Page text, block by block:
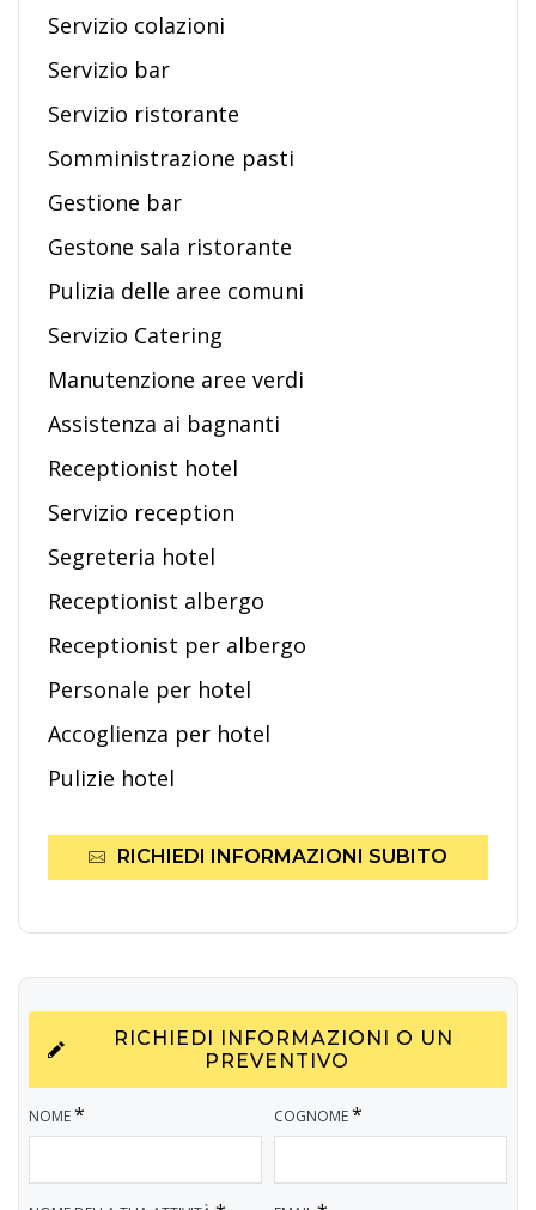
Servizio colazioni
Servizio bar
Servizio ristorante
Somministrazione pasti
Gestione bar
Gestone sala ristorante
Pulizia delle aree comuni
Servizio Catering
Manutenzione aree verdi
Assistenza ai bagnanti
Receptionist hotel
Servizio reception
Segreteria hotel
Receptionist albergo
Receptionist per albergo
Personale per hotel
Accoglienza per hotel
Pulizie hotel
RICHIEDI INFORMAZIONI SUBITO
RICHIEDI INFORMAZIONI O UN
PREVENTIVO
NOME* COGNOME*